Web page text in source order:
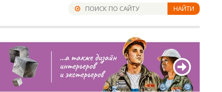
НАЙТИ